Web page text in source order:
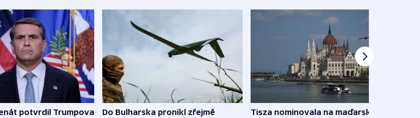
potvrdil Trumpova
Do Bulharska pronikl zřejmě
Tisza nominovala na maďarského